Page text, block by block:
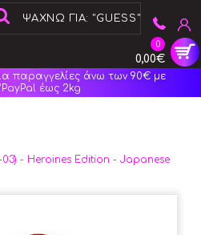
0
0,00€
παραγγελίες άνω των 90€ με
έως 2kg
- Heroines Edition - Japanese